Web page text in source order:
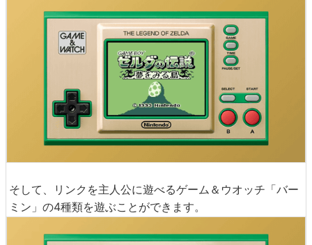
そして、リンクを主人公に遊べるゲーム＆ウオッチ「バー
ミン」の4種類を遊ぶことができます。